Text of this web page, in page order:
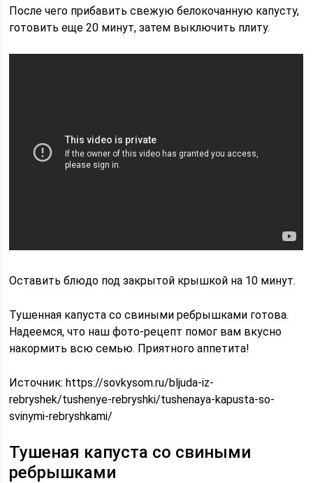
После чего прибавить свежую белокочанную капусту,
готовить еще 20 минут, затем выключить плиту.
Оставить блюдо под закрытой крышкой на 10 минут.
Тушенная капуста со свиными ребрышками готова.
Надеемся, что наш фото-рецепт помог вам вкусно
накормить всю семью. Приятного аппетита!
Источник:https://sovkysom.ru/bljuda-iz-
rebryshek/tushenye-rebryshki/tushenaya-kapusta-so-
svinymi-rebryshkami/
Тушеная капуста со свиными
ребрышками